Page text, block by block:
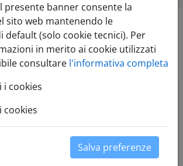
e brevetti
INGANNEVOLI
imprese e tutti gli utenti che
da diversi indirizzi e-mail
qui per maggiori
presente banner consente la
sito web mantenendo le
default (solo cookie tecnici). Per
in merito ai cookie utilizzati
consultare l'informativa completa
cookies
cookies
Salva preferenze